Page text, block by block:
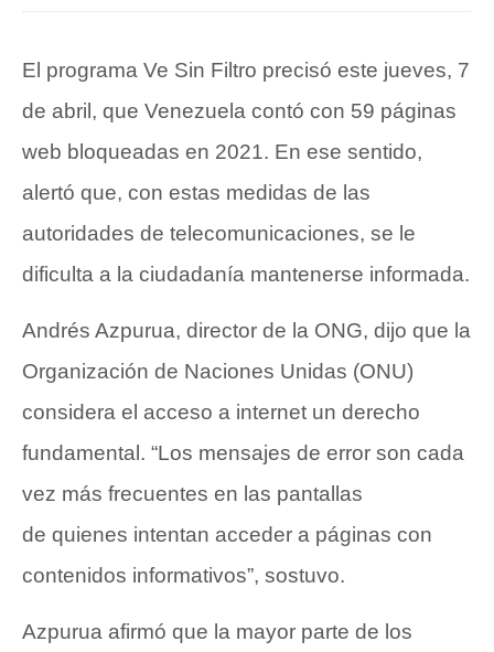
El programa Ve Sin Filtro precisó este jueves, 7
de abril, que Venezuela contó con 59 páginas
web bloqueadas en 2021. En ese sentido,
alertó que, con estas medidas de las
autoridades de telecomunicaciones, se le
dificulta a la ciudadanía mantenerse informada.
Andrés Azpurua, director de la ONG, dijo que la
Organización de Naciones Unidas (ONU)
considera el acceso a internet un derecho
fundamental. “Los mensajes de error son cada
vez más frecuentes en las pantallas
de quienes intentan acceder a páginas con
contenidos informativos”, sostuvo.
Azpurua afirmó que la mayor parte de los